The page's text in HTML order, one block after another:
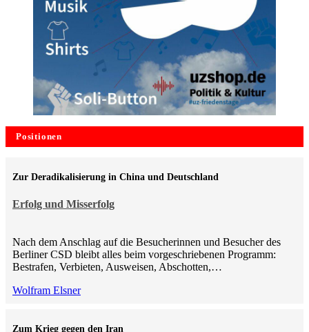
Positionen
Erfolg und Misserfolg
Zur Deradikalisierung in China und Deutschland
Nach dem Anschlag auf die Besucherinnen und Besucher des
Berliner CSD bleibt alles beim vorgeschriebenen Programm:
Bestrafen, Verbieten, Ausweisen, Abschotten,…
Wolfram Elsner
Zum Krieg gegen den Iran